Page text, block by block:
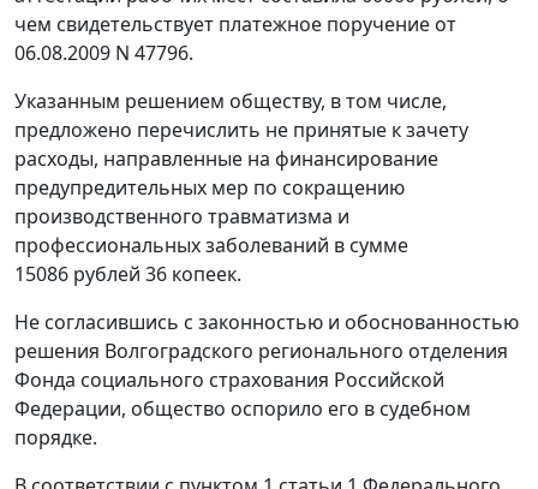
чем свидетельствует платежное поручение от
06.08.2009 N 47796.
Указанным решением обществу, в том числе,
предложено перечислить не принятые к зачету
расходы, направленные на финансирование
предупредительных мер по сокращению
производственного травматизма и
профессиональных заболеваний в сумме
15086 рублей 36 копеек.
Не согласившись с законностью и обоснованностью
решения Волгоградского регионального отделения
Фонда социального страхования Российской
Федерации, общество оспорило его в судебном
порядке.